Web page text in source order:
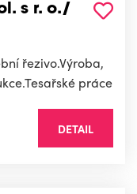
s r. o./
řezivo.Výroba,
práce
DETAIL